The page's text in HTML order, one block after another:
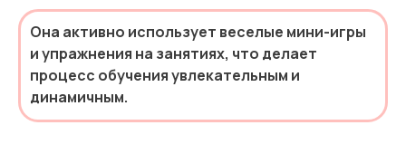
Она активно использует веселые мини-игры
и упражнения на занятиях, что делает
процесс обучения увлекательным и
динамичным.